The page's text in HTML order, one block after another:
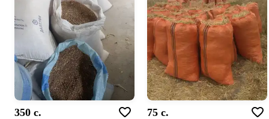
350 c. 75 c.